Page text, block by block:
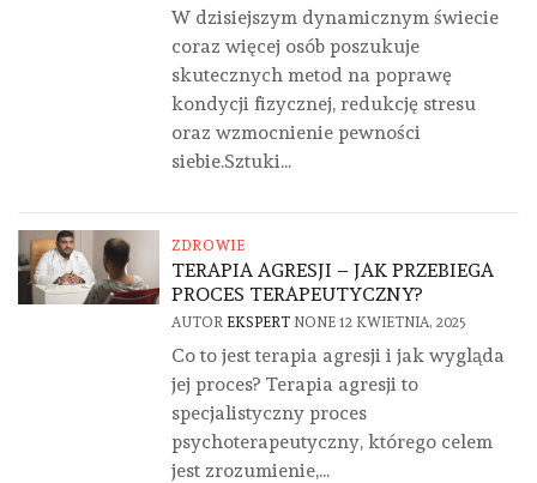
W dzisiejszym dynamicznym świecie
coraz więcej osób poszukuje
skutecznych metod na poprawę
kondycji fizycznej, redukcję stresu
oraz wzmocnienie pewności
siebie.Sztuki...
ZDROWIE
TERAPIA AGRESJI – JAK PRZEBIEGA
PROCES TERAPEUTYCZNY?
AUTOR EKSPERT NONE 12 KWIETNIA, 2025
Co to jest terapia agresji i jak wygląda
jej proces? Terapia agresji to
specjalistyczny proces
psychoterapeutyczny, którego celem
jest zrozumienie,...